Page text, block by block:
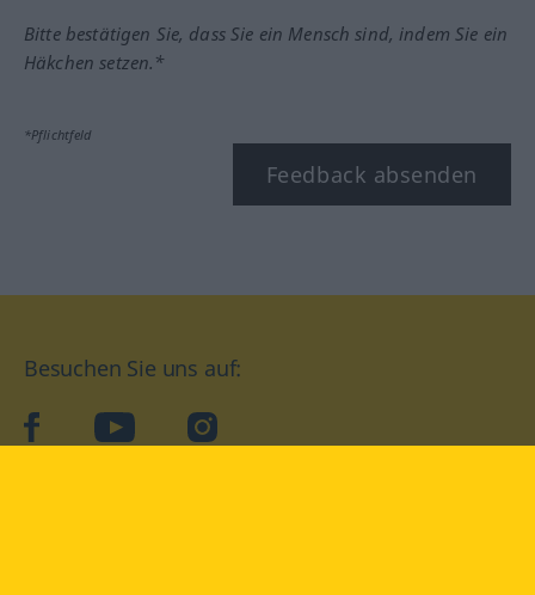
Bitte bestätigen Sie, dass Sie ein Mensch sind, indem Sie ein
Häkchen setzen.*
*Pflichtfeld
Feedback absenden
Besuchen Sie uns auf:
facebookYouTube Instagram